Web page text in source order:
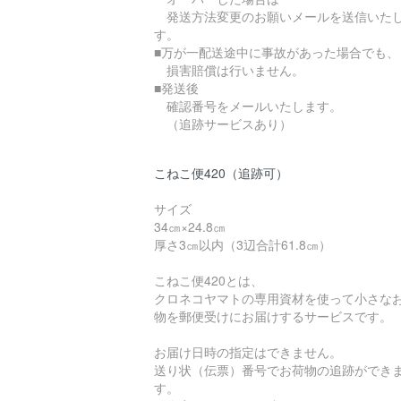
発送方法変更のお願いメールを送信いた
す。
■万が一配送途中に事故があった場合でも、
損害賠償は行いません。
■発送後
確認番号をメールいたします。
（追跡サービスあり）
こねこ便420（追跡可）
サイズ
34㎝×24.8㎝
厚さ3㎝以内（3辺合計61.8㎝）
こねこ便420とは、
クロネコヤマトの専用資材を使って小さな
物を郵便受けにお届けするサービスです。
お届け日時の指定はできません。
送り状（伝票）番号でお荷物の追跡ができま
す。